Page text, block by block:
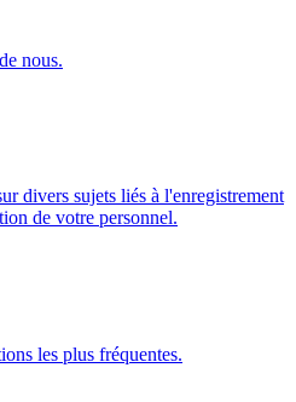
nous.
divers sujets liés à l'enregistrement
de votre personnel.
les plus fréquentes.